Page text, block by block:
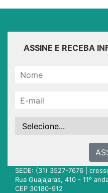
ASSINE E RECEBA
SEDE: (31) 3527-7676 |
Rua Guajajaras, 410 - 11º
CEP 30180-912